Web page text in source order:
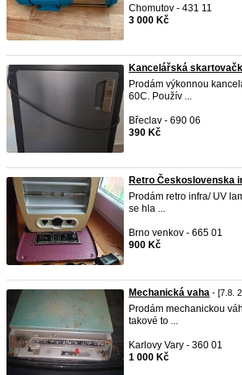
Chomutov - 431 11
3 000 Kč
Kancelářská
Prodám výkonnou
60C. Použív ...
Břeclav - 690 06
390 Kč
Retro Československa
Prodám retro infra/ UV
se hla ...
Brno venkov - 665 01
900 Kč
Mechanická vaha - [7.8.
Prodám mechanickou
takové to ...
Karlovy Vary - 360 01
1 000 Kč